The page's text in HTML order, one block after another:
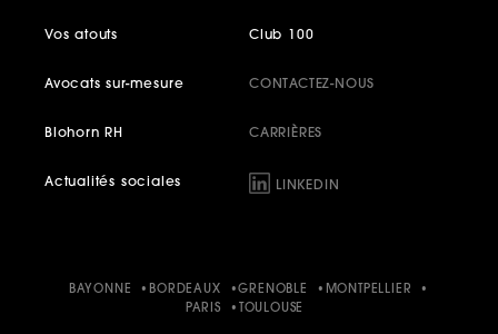
Vos atouts Club 100
Avocats sur-mesure
Blohorn RH
Actualités sociales
CONTACTEZ-NOUS
CARRIÈRES
LINKEDIN
BAYONNE BORDEAUX GRENOBLE
MONTPELLIER
PARIS
TOULOUSE